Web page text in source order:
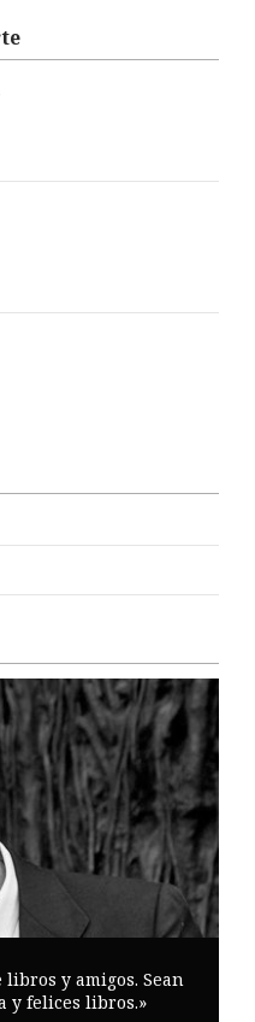
y amigos. Sean
y felices libros.»